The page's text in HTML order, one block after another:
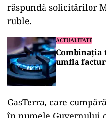
răspundă solicitărilor
ruble.
ACTUALITATE
Combinația
umfla
GasTerra, care
în numele Guvernului